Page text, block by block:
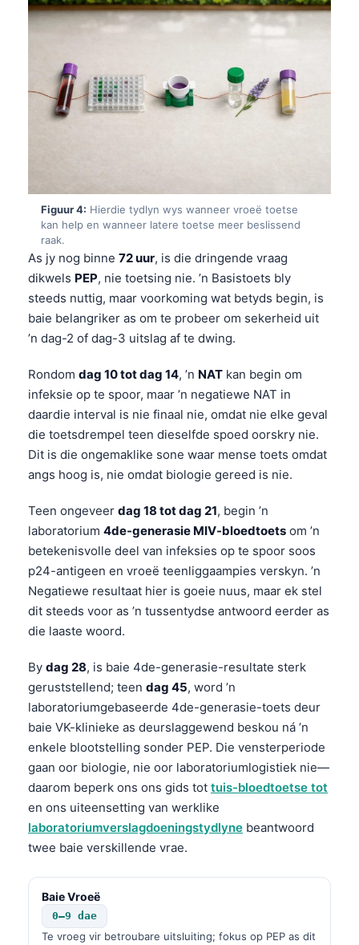
Figuur 4: Hierdie tydlyn wys wanneer vroeë toetse
kan help en wanneer latere toetse meer beslissend
raak.
As jy nog binne 72 uur, is die dringende vraag
dikwels PEP, nie toetsing nie. ’n Basistoets bly
steeds nuttig, maar voorkoming wat betyds begin, is
baie belangriker as om te probeer om sekerheid uit
’n dag-2 of dag-3 uitslag af te dwing.
Rondom dag 10 tot dag 14, ’n NAT kan begin om
infeksie op te spoor, maar ’n negatiewe NAT in
daardie interval is nie finaal nie, omdat nie elke geval
die toetsdrempel teen dieselfde spoed oorskry nie.
Dit is die ongemaklike sone waar mense toets omdat
angs hoog is, nie omdat biologie gereed is nie.
Teen ongeveer dag 18 tot dag 21, begin ’n
laboratorium 4de-generasie MIV-bloedtoets om ’n
betekenisvolle deel van infeksies op te spoor soos
p24-antigeen en vroeë teenliggaampies verskyn. ’n
Negatiewe resultaat hier is goeie nuus, maar ek stel
dit steeds voor as ’n tussentydse antwoord eerder as
die laaste woord.
By dag 28, is baie 4de-generasie-resultate sterk
geruststellend; teen dag 45, word ’n
laboratoriumgebaseerde 4de-generasie-toets deur
baie VK-klinieke as deurslaggewend beskou ná ’n
enkele blootstelling sonder PEP. Die vensterperiode
gaan oor biologie, nie oor laboratoriumlogistiek nie—
daarom beperk ons ons gids tot tuis-bloedtoetse tot
en ons uiteensetting van werklike
laboratoriumverslagdoeningstydlyne beantwoord
twee baie verskillende vrae.
Baie Vroeë
0–9 dae
Te vroeg vir betroubare uitsluiting; fokus op PEP as dit